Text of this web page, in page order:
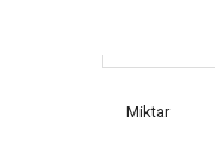
Miktar